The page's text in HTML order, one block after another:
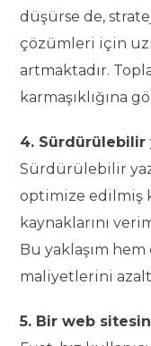
düşürse de,
çözümleri için
artmaktadır.
karmaşıklığına
4. Sürdürülebilir
Sürdürülebilir
optimize edilmiş
kaynaklarını
Bu yaklaşım
maliyetlerini
5. Bir web